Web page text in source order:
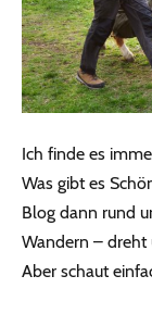
Ich finde es
Was gibt es
Blog dann rund
Wandern – dreht
Aber schaut